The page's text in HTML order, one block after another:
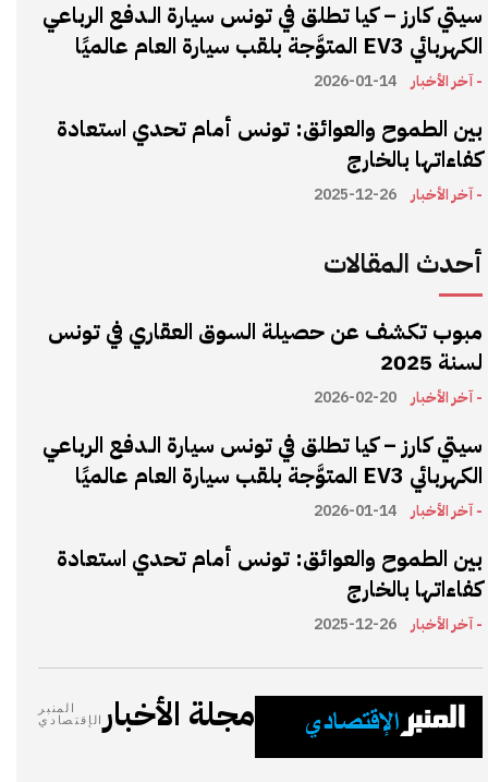
سيتي كارز – كيا تطلق في تونس سيارة الـدفع الرباعي
الكهربائي EV3 المتوَّجة بلقب سيارة العام عالميًا
- آخر الأخبار 2026-01-14
بين الطموح والعوائق: تونس أمام تحدي استعادة
كفاءاتها بالخارج
- آخر الأخبار 2025-12-26
أحدث المقالات
مبوب تكشف عن حصيلة السوق العقاري في تونس
لسنة 2025
- آخر الأخبار 2026-02-20
سيتي كارز – كيا تطلق في تونس سيارة الـدفع الرباعي
الكهربائي EV3 المتوَّجة بلقب سيارة العام عالميًا
- آخر الأخبار 2026-01-14
بين الطموح والعوائق: تونس أمام تحدي استعادة
كفاءاتها بالخارج
- آخر الأخبار 2025-12-26
مجلة الأخبار
المنبر
الإقتصادي